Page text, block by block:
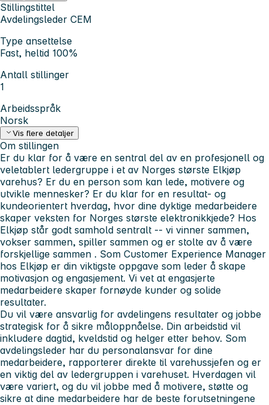
Stillingstittel
Avdelingsleder CEM
Type ansettelse
Fast, heltid 100%
Antall stillinger
1
Arbeidsspråk
Norsk
Vis flere detaljer
Om stillingen
Er du klar for å være en sentral del av en profesjonell og
veletablert ledergruppe i et av Norges største Elkjøp
varehus? Er du en person som kan lede, motivere og
utvikle mennesker? Er du klar for en resultat- og
kundeorientert hverdag, hvor dine dyktige medarbeidere
skaper veksten for Norges største elektronikkjede? Hos
Elkjøp står godt samhold sentralt -- vi vinner sammen,
vokser sammen, spiller sammen og er stolte av å være
forskjellige sammen . Som Customer Experience Manager
hos Elkjøp er din viktigste oppgave som leder å skape
motivasjon og engasjement. Vi vet at engasjerte
medarbeidere skaper fornøyde kunder og solide
resultater.
Du vil være ansvarlig for avdelingens resultater og jobbe
strategisk for å sikre måloppnåelse. Din arbeidstid vil
inkludere dagtid, kveldstid og helger etter behov. Som
avdelingsleder har du personalansvar for dine
medarbeidere, rapporterer direkte til varehussjefen og er
en viktig del av ledergruppen i varehuset. Hverdagen vil
være variert, og du vil jobbe med å motivere, støtte og
sikre at dine medarbeidere har de beste forutsetningene